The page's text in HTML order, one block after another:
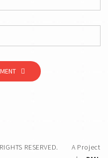
RESERVED. A Project